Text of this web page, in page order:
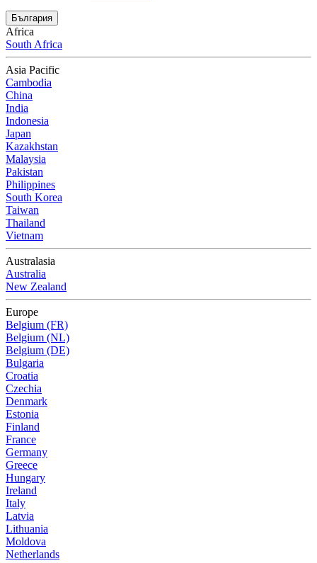
България
Africa
South Africa
Asia Pacific
Cambodia
China
India
Indonesia
Japan
Kazakhstan
Malaysia
Pakistan
Philippines
South Korea
Taiwan
Thailand
Vietnam
Australasia
Australia
New Zealand
Europe
Belgium (FR)
Belgium (NL)
Belgium (DE)
Bulgaria
Croatia
Czechia
Denmark
Estonia
Finland
France
Germany
Greece
Hungary
Ireland
Italy
Latvia
Lithuania
Moldova
Netherlands